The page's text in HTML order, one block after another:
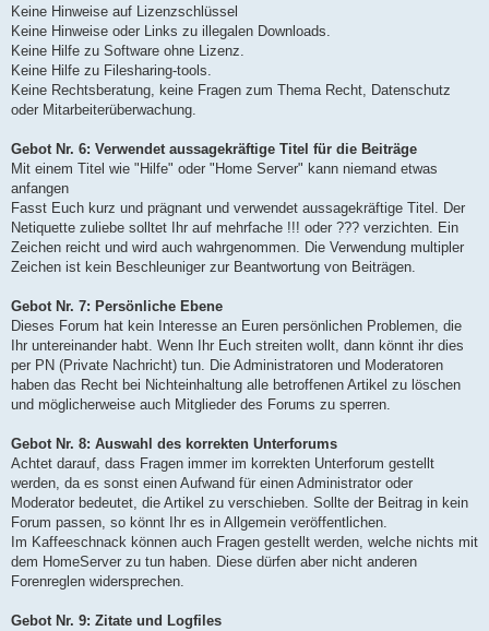
Keine Hinweise auf Lizenzschlüssel
Keine Hinweise oder Links zu illegalen Downloads.
Keine Hilfe zu Software ohne Lizenz.
Keine Hilfe zu Filesharing-tools.
Keine Rechtsberatung, keine Fragen zum Thema Recht, Datenschutz
oder Mitarbeiterüberwachung.
Gebot Nr. 6: Verwendet aussagekräftige Titel für die Beiträge
Mit einem Titel wie "Hilfe" oder "Home Server" kann niemand etwas
anfangen
Fasst Euch kurz und prägnant und verwendet aussagekräftige Titel. Der
Netiquette zuliebe solltet Ihr auf mehrfache !!! oder ??? verzichten. Ein
Zeichen reicht und wird auch wahrgenommen. Die Verwendung multipler
Zeichen ist kein Beschleuniger zur Beantwortung von Beiträgen.
Gebot Nr. 7: Persönliche Ebene
Dieses Forum hat kein Interesse an Euren persönlichen Problemen, die
Ihr untereinander habt. Wenn Ihr Euch streiten wollt, dann könnt ihr dies
per PN (Private Nachricht) tun. Die Administratoren und Moderatoren
haben das Recht bei Nichteinhaltung alle betroffenen Artikel zu löschen
und möglicherweise auch Mitglieder des Forums zu sperren.
Gebot Nr. 8: Auswahl des korrekten Unterforums
Achtet darauf, dass Fragen immer im korrekten Unterforum gestellt
werden, da es sonst einen Aufwand für einen Administrator oder
Moderator bedeutet, die Artikel zu verschieben. Sollte der Beitrag in kein
Forum passen, so könnt Ihr es in Allgemein veröffentlichen.
Im Kaffeeschnack können auch Fragen gestellt werden, welche nichts mit
dem HomeServer zu tun haben. Diese dürfen aber nicht anderen
Forenreglen widersprechen.
Gebot Nr. 9: Zitate und Logfiles